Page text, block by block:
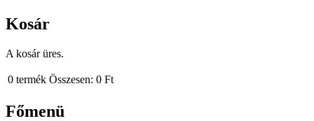
Kosár
A kosár üres.
0 termék Összesen: 0 Ft
Főmenü